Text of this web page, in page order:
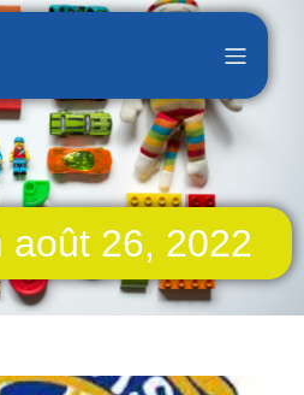
août 26, 2022